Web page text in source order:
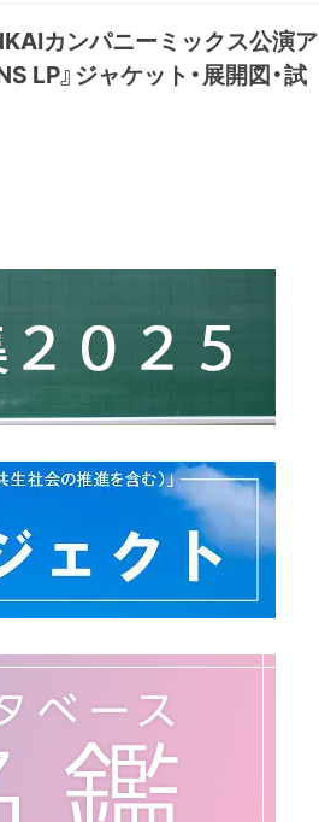
カンパニーミックス公演ア
LP』ジャケット・展開図・試